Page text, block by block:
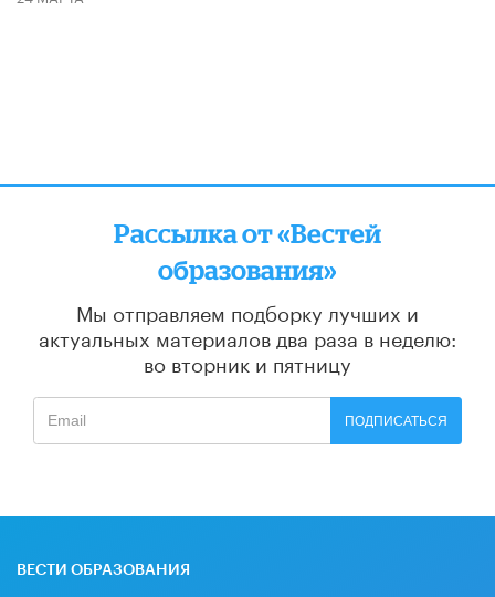
Рассылка от «Вестей
образования»
Мы отправляем подборку лучших и
актуальных материалов два раза в неделю:
во вторник и пятницу
ПОДПИСАТЬСЯ
ВЕСТИ ОБРАЗОВАНИЯ